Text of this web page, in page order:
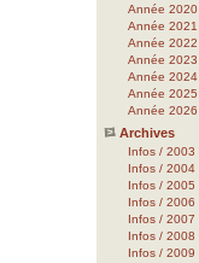
Année 2020
Année 2021
Année 2022
Année 2023
Année 2024
Année 2025
Année 2026
Archives
Infos / 2003
Infos / 2004
Infos / 2005
Infos / 2006
Infos / 2007
Infos / 2008
Infos / 2009